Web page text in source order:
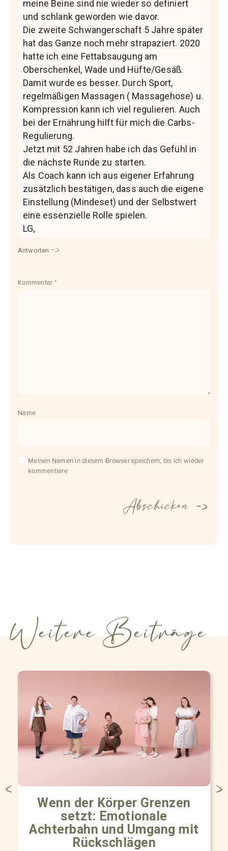
meine Beine sind nie wieder so definiert
und schlank geworden wie davor.
Die zweite Schwangerschaft 5 Jahre später
hat das Ganze noch mehr strapaziert. 2020
hatte ich eine Fettabsaugung am
Oberschenkel, Wade und Hüfte/Gesäß.
Damit wurde es besser. Durch Sport,
regelmäßigen Massagen ( Massagehose) u.
Kompression kann ich viel regulieren. Auch
bei der Ernährung hilft für mich die Carbs-
Regulierung.
Jetzt mit 52 Jahren habe ich das Gefühl in
die nächste Runde zu starten.
Als Coach kann ich aus eigener Erfahrung
zusätzlich bestätigen, dass auch die eigene
Einstellung (Mindeset) und der Selbstwert
eine essenzielle Rolle spielen.
LG,
Antworten
Kommentar *
Name
Meinen Namen in diesem Browser speichern, bis ich wieder
kommentiere
Weitere Beiträge
Wenn der Körper Grenzen
setzt: Emotionale
Achterbahn und Umgang mit
Rückschlägen